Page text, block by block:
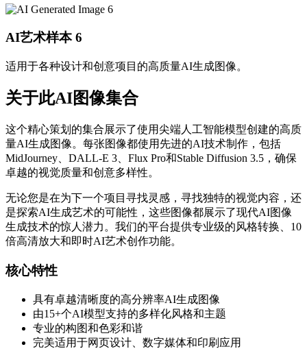
AI艺术样本 6
适用于各种设计和创意项目的高质量AI生成图像。
关于此AI图像集合
这个精心策划的集合展示了使用尖端人工智能模型创建的高质
量AI生成图像。每张图像都使用先进的AI技术制作，包括
MidJourney、DALL-E 3、Flux Pro和Stable Diffusion 3.5，确保
卓越的视觉质量和创意多样性。
无论您是在为下一个项目寻找灵感，寻找独特的视觉内容，还
是探索AI生成艺术的可能性，这些图像都展示了现代AI图像
生成技术的惊人潜力。我们的平台提供专业级的风格转换、10
倍高清放大和即时AI艺术创作功能。
核心特性
具有卓越清晰度的高分辨率AI生成图像
由15+个AI模型支持的多样化风格和主题
专业的构图和色彩和谐
完美适用于网页设计、数字媒体和印刷应用